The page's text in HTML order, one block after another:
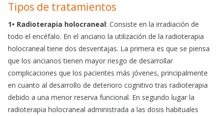
Tipos de tratamientos
1• Radioterapia holocraneal: Consiste en la irradiación de
todo el encéfalo. En el anciano la utilización de la radioterapia
holocraneal tiene dos desventajas. La primera es que se piensa
que los ancianos tienen mayor riesgo de desarrollar
complicaciones que los pacientes más jóvenes, principalmente
en cuanto al desarrollo de deterioro cognitivo tras radioterapia
debido a una menor reserva funcional. En segundo lugar la
radioterapia holocraneal administrada a las dosis habituales